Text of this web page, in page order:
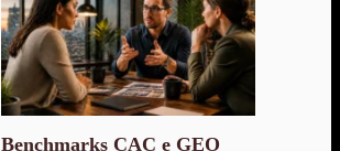
Benchmarks CAC e GEO